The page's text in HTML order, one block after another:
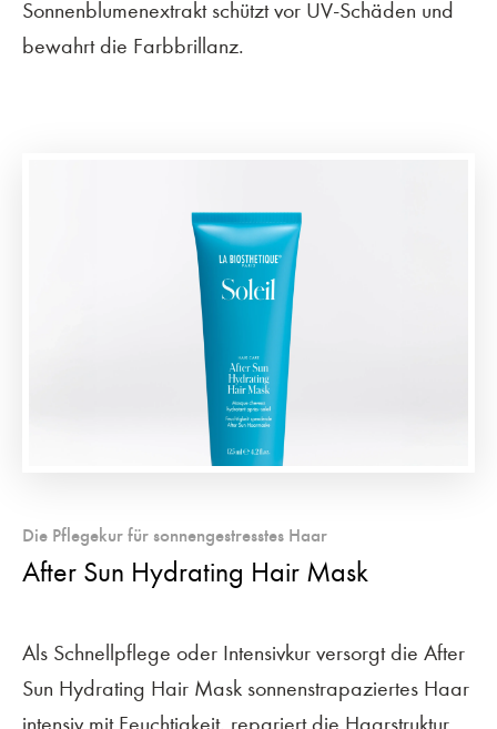
Sonnenblumenextrakt schützt vor UV-Schäden und
bewahrt die Farbbrillanz.
Die Pflegekur für sonnengestresstes Haar
After Sun Hydrating Hair Mask
Als Schnellpflege oder Intensivkur versorgt die After
Sun Hydrating Hair Mask sonnenstrapaziertes Haar
intensiv mit Feuchtigkeit, repariert die Haarstruktur